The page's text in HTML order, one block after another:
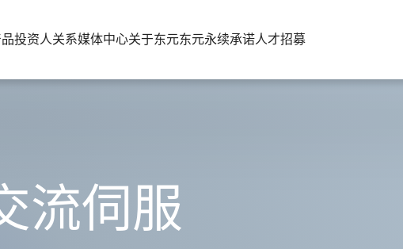
投资人关系媒体中心关于东元东元永续承诺人才招募
流伺服